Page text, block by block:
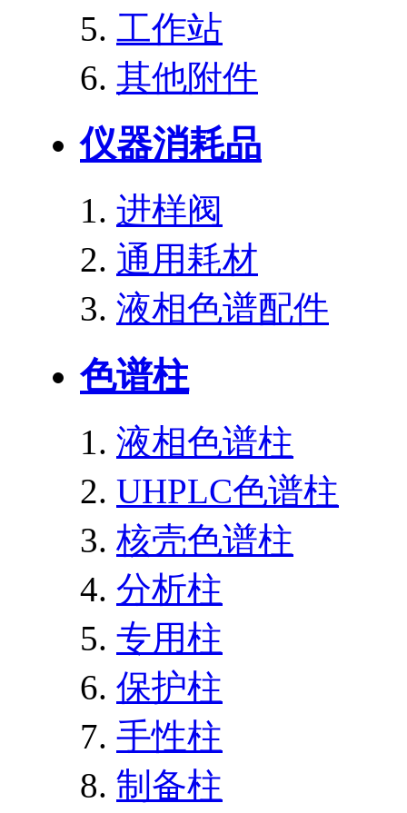
工作站
其他附件
仪器消耗品
进样阀
通用耗材
液相色谱配件
色谱柱
液相色谱柱
UHPLC色谱柱
核壳色谱柱
分析柱
专用柱
保护柱
手性柱
制备柱